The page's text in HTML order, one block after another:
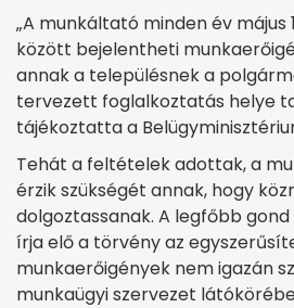
„A munkáltató minden év május
között bejelentheti
annak a településnek a
tervezett foglalkoztatás helye
tájékoztatta a
Tehát a feltételek adottak, a
érzik szükségét annak, hogy
dolgoztassanak. A legfőbb
írja elő a törvény az
munkaerőigények nem igazán
munkaügyi szervezet